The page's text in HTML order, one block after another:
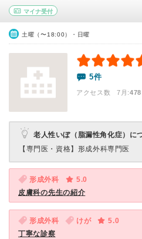
マイナ受付
土曜（〜18:00）・日曜
5件
アクセス数 7月:478
老人性いぼ（脂漏性角化症）に
【専門医・資格】 形成外科専門医
形成外科
5.0
皮膚科の先生の紹介
形成外科 けが
5.0
丁寧な診察